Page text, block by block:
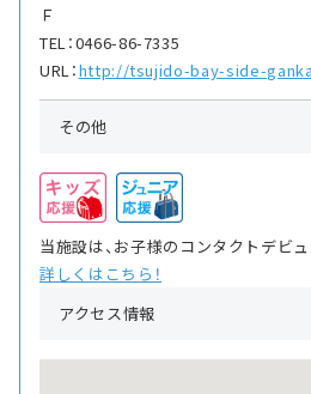
Ｆ
TEL：0466-86-7335
URL：http://tsujido-bay-side-
その他
当施設は、お子様のコンタクトデビ
詳しくはこちら！
アクセス情報